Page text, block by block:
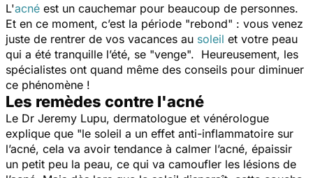
L'acné est un cauchemar pour beaucoup de personnes.
Et en ce moment, c’est la période "rebond" : vous venez
juste de rentrer de vos vacances au soleil et votre peau
qui a été tranquille l’été, se "venge". Heureusement, les
spécialistes ont quand même des conseils pour diminuer
ce phénomène !
Les remèdes contre l'acné
Le Dr Jeremy Lupu, dermatologue et vénérologue
explique que "le soleil a un effet anti-inflammatoire sur
l’acné, cela va avoir tendance à calmer l’acné, épaissir
un petit peu la peau, ce qui va camoufler les lésions de